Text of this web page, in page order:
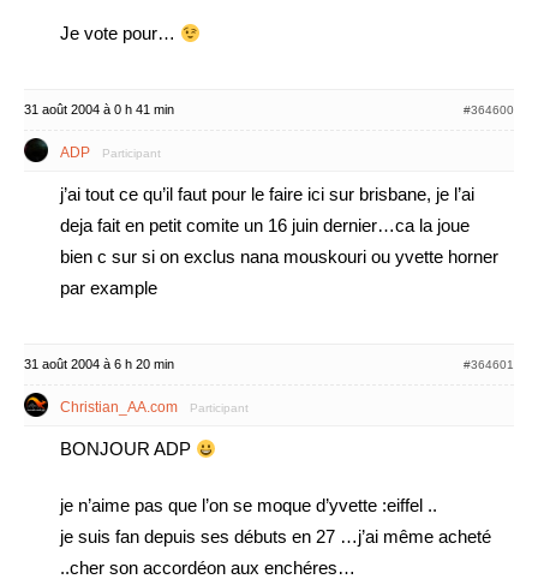
Je vote pour…
31 août 2004 à 0 h 41 min #364600
ADP Participant
j’ai tout ce qu’il faut pour le faire ici sur brisbane, je l’ai
deja fait en petit comite un 16 juin dernier…ca la joue
bien c sur si on exclus nana mouskouri ou yvette horner
par example
31 août 2004 à 6 h 20 min #364601
Christian_AA.com Participant
BONJOUR ADP
je n’aime pas que l’on se moque d’yvette :eiffel ..
je suis fan depuis ses débuts en 27 …j’ai même acheté
..cher son accordéon aux enchéres…